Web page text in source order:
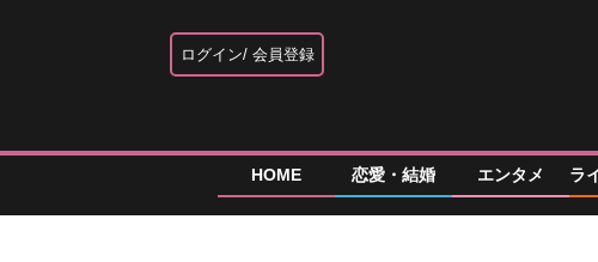
ログイン 会員登録
HOME 恋愛・結婚 エンタメ ラ